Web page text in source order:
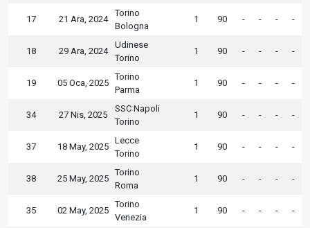
17 21 Ara, 2024
Torino
Bologna
1 90 - - - -
18 29 Ara, 2024
Udinese
Torino
1 90 - - - -
19 05 Oca, 2025
Torino
Parma
1 90 - - - -
34 27 Nis, 2025
SSC Napoli
Torino
1 90 - - - -
37 18 May, 2025
Lecce
Torino
1 90 - - - -
38 25 May, 2025
Torino
Roma
1 90 - - - -
35 02 May, 2025
Torino
Venezia
1 90 - - - -